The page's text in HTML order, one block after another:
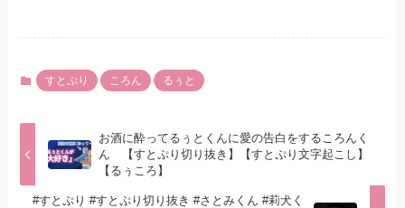
すとぷり ころん るぅと
お酒に酔ってるぅとくんに愛の告白をするころんく
ん 【すとぷり切り抜き】【すとぷり文字起こし】
【るぅころ】
#すとぷり #すとぷり切り抜き #さとみくん #莉犬く